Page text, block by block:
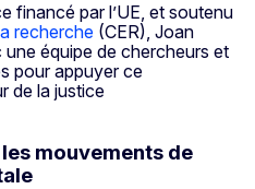
financé par l’UE, et soutenu
recherche (CER), Joan
équipe de chercheurs et
pour appuyer ce
de la justice
mouvements de